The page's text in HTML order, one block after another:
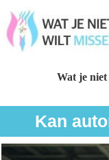
Wat je niet
Kan